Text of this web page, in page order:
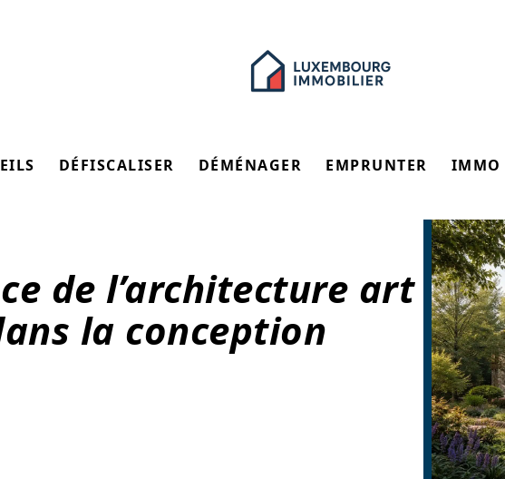
DÉFISCALISER DÉMÉNAGER EMPRUNTER IMMO
de l’architecture art
la conception